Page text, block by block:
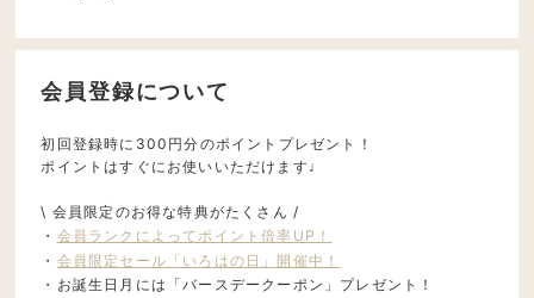
会員登録について
初回登録時に300円分のポイントプレゼント！
ポイントはすぐにお使いいただけます♩
\ 会員限定のお得な特典がたくさん /
・ 会員ランクによってポイント倍率UP！
・ 会員限定セール「いろはの日」開催中！
・お誕生日月には「バースデークーポン」プレゼント！